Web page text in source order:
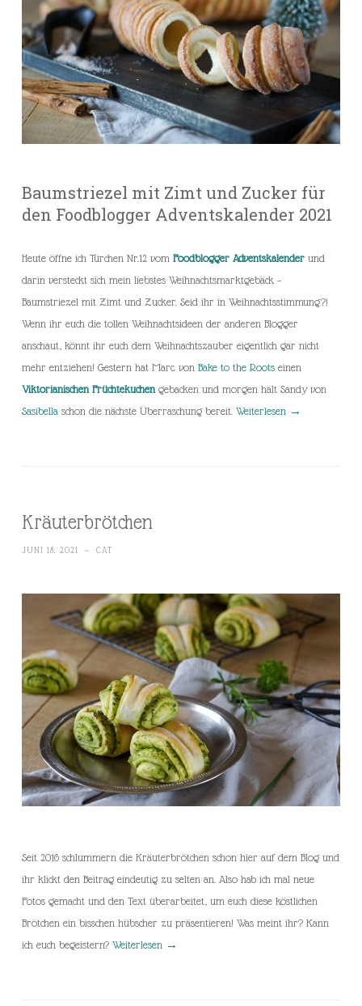
Baumstriezel mit Zimt und Zucker für
den Foodblogger Adventskalender 2021
Heute öffne ich Türchen Nr.12 vom Foodblogger Adventskalender und
darin versteckt sich mein liebstes Weihnachtsmarktgebäck –
Baumstriezel mit Zimt und Zucker. Seid ihr in Weihnachtsstimmung?!
Wenn ihr euch die tollen Weihnachtsideen der anderen Blogger
anschaut, könnt ihr euch dem Weihnachtszauber eigentlich gar nicht
mehr entziehen! Gestern hat Marc von Bake to the Roots einen
Viktorianischen Früchtekuchen gebacken und morgen hält Sandy von
Sasibella schon die nächste Überraschung bereit. Weiterlesen →
Kräuterbrötchen
JUNI 18, 2021 ~ CAT
Seit 2016 schlummern die Kräuterbrötchen schon hier auf dem Blog und
ihr klickt den Beitrag eindeutig zu selten an. Also hab ich mal neue
Fotos gemacht und den Text überarbeitet, um euch diese köstlichen
Brötchen ein bisschen hübscher zu präsentieren! Was meint ihr? Kann
ich euch begeistern? Weiterlesen →